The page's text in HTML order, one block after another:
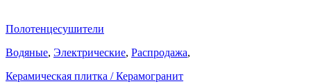
Полотенцесушители
Водяные, Электрические, Распродажа,
Керамическая плитка / Керамогранит